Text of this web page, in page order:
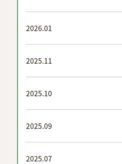
2026.01
2025.11
2025.10
2025.09
2025.07